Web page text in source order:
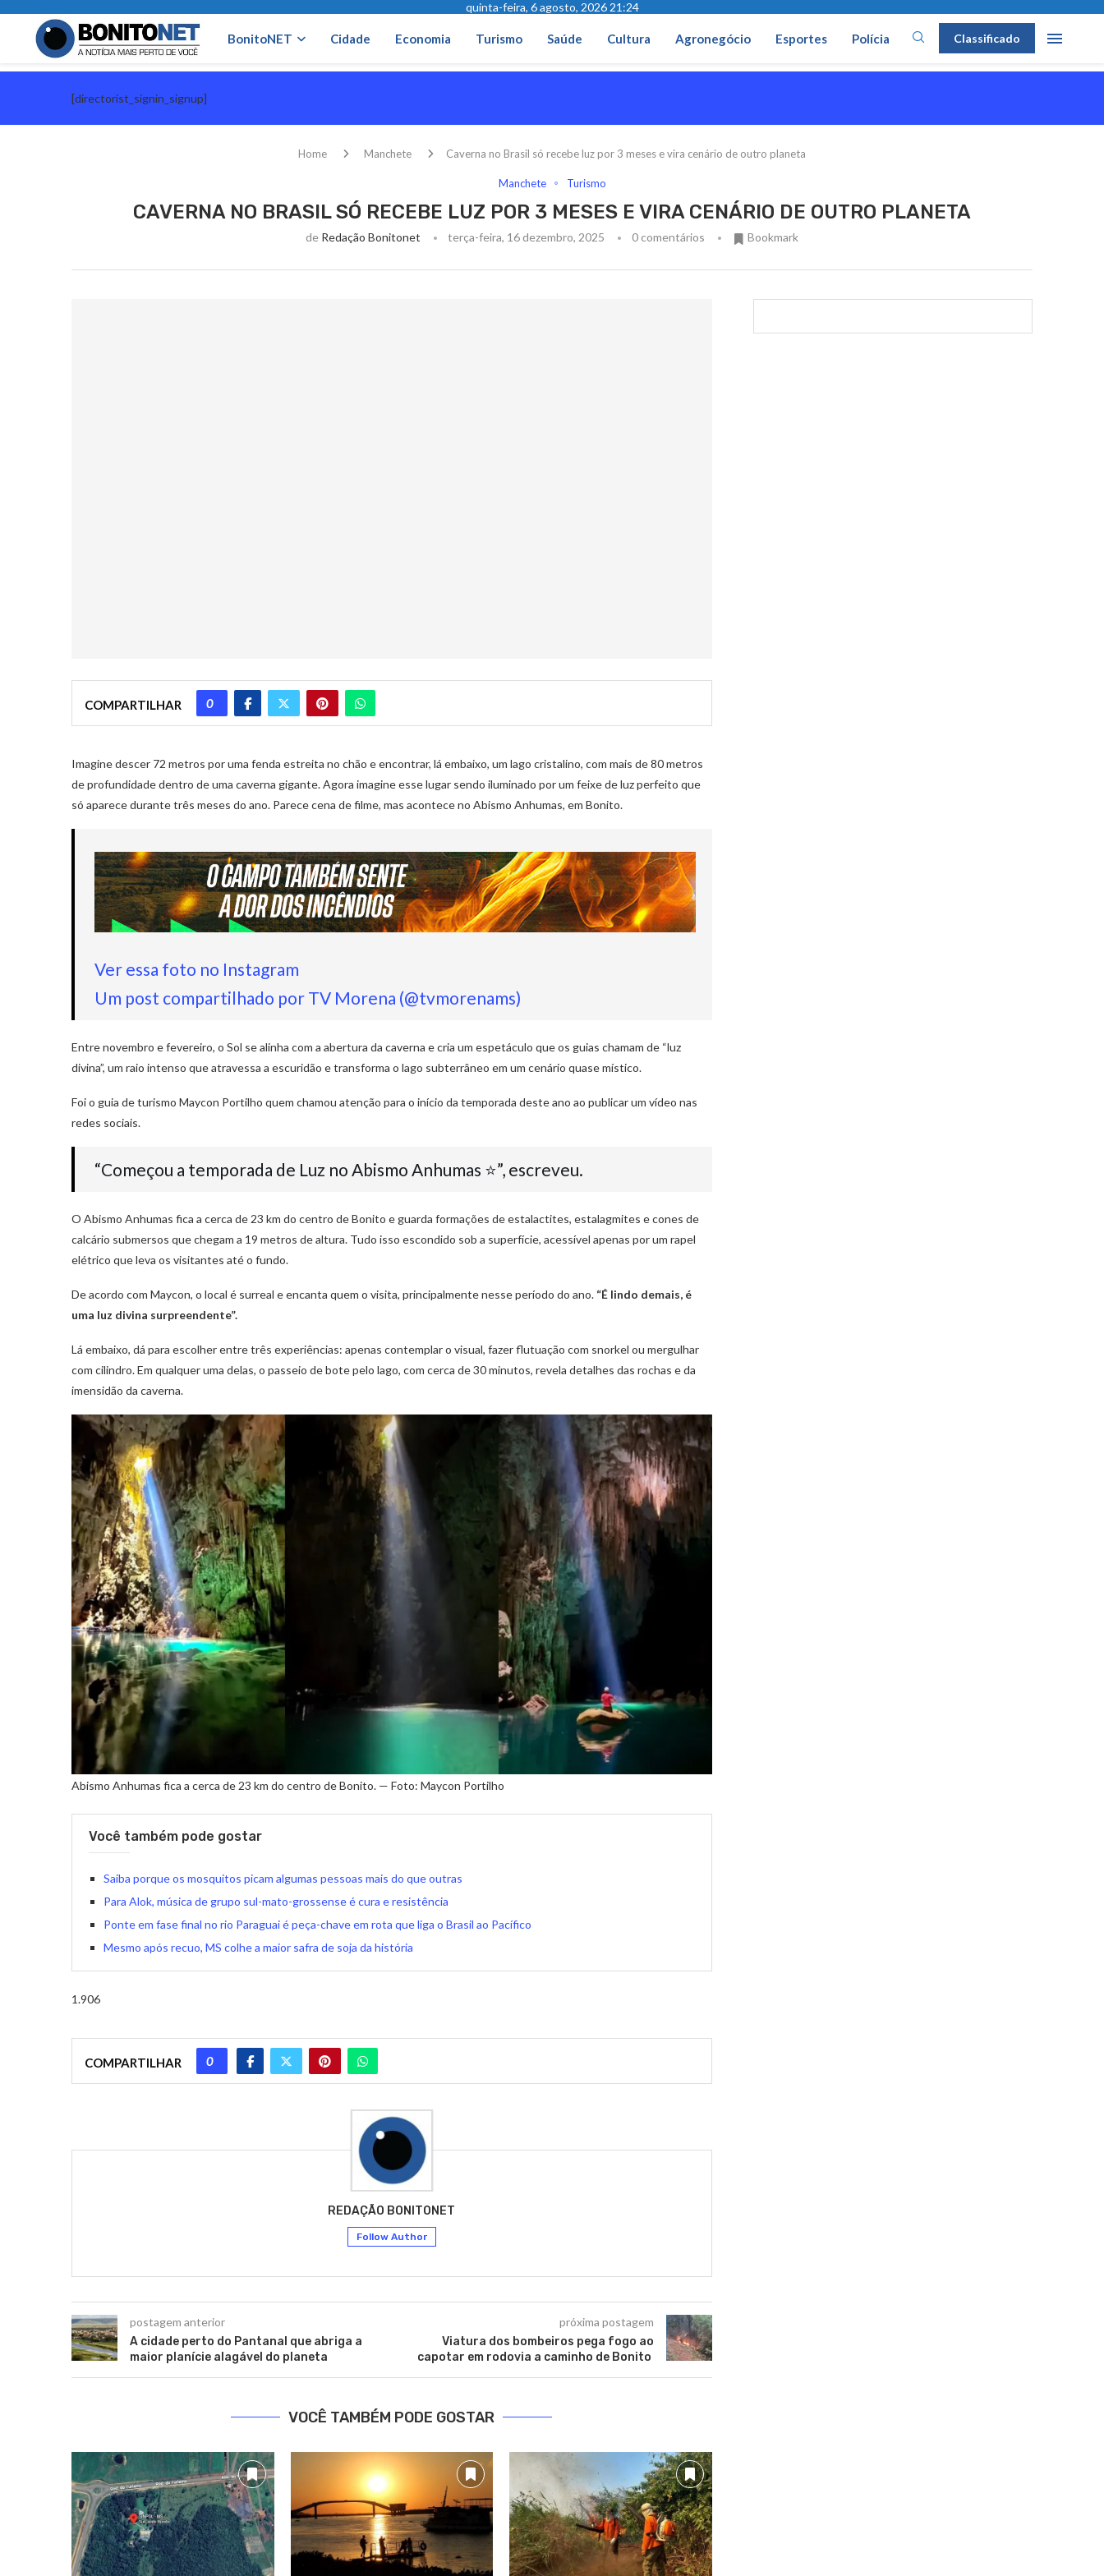
quinta-feira, 6 agosto, 2026 21:24
BonitoNET Cidade Economia Turismo Saúde Cultura Agronegócio Esportes Polícia Classificado
[directorist_signin_signup]
Home Manchete Caverna no Brasil só recebe luz por 3 meses e vira cenário de outro planeta
Manchete Turismo
CAVERNA NO BRASIL SÓ RECEBE LUZ POR 3 MESES E VIRA CENÁRIO DE OUTRO PLANETA
de Redação Bonitonet terça-feira, 16 dezembro, 2025 0 comentários Bookmark
COMPARTILHAR 0
Imagine descer 72 metros por uma fenda estreita no chão e encontrar, lá embaixo, um lago cristalino, com mais de 80 metros
de profundidade dentro de uma caverna gigante. Agora imagine esse lugar sendo iluminado por um feixe de luz perfeito que
só aparece durante três meses do ano. Parece cena de filme, mas acontece no Abismo Anhumas, em Bonito.
Ver essa foto no Instagram
Um post compartilhado por TV Morena (@tvmorenams)
Entre novembro e fevereiro, o Sol se alinha com a abertura da caverna e cria um espetáculo que os guias chamam de “luz
divina”, um raio intenso que atravessa a escuridão e transforma o lago subterrâneo em um cenário quase místico.
Foi o guia de turismo Maycon Portilho quem chamou atenção para o início da temporada deste ano ao publicar um vídeo nas
redes sociais.
“Começou a temporada de Luz no Abismo Anhumas ⭐️”, escreveu.
O Abismo Anhumas fica a cerca de 23 km do centro de Bonito e guarda formações de estalactites, estalagmites e cones de
calcário submersos que chegam a 19 metros de altura. Tudo isso escondido sob a superfície, acessível apenas por um rapel
elétrico que leva os visitantes até o fundo.
De acordo com Maycon, o local é surreal e encanta quem o visita, principalmente nesse período do ano. “É lindo demais, é
uma luz divina surpreendente”.
Lá embaixo, dá para escolher entre três experiências: apenas contemplar o visual, fazer flutuação com snorkel ou mergulhar
com cilindro. Em qualquer uma delas, o passeio de bote pelo lago, com cerca de 30 minutos, revela detalhes das rochas e da
imensidão da caverna.
Abismo Anhumas fica a cerca de 23 km do centro de Bonito. — Foto: Maycon Portilho
Você também pode gostar
Saiba porque os mosquitos picam algumas pessoas mais do que outras
Para Alok, música de grupo sul-mato-grossense é cura e resistência
Ponte em fase final no rio Paraguai é peça-chave em rota que liga o Brasil ao Pacífico
Mesmo após recuo, MS colhe a maior safra de soja da história
1.906
COMPARTILHAR 0
REDAÇÃO BONITONET
Follow Author
postagem anterior
A cidade perto do Pantanal que abriga a
maior planície alagável do planeta
próxima postagem
Viatura dos bombeiros pega fogo ao
capotar em rodovia a caminho de Bonito
VOCÊ TAMBÉM PODE GOSTAR